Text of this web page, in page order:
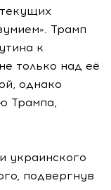
Трамп
к
только над её
однако
Трампа,
украинского
подвергнув